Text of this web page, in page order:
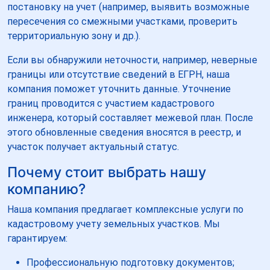
постановку на учет (например, выявить возможные
пересечения со смежными участками, проверить
территориальную зону и др.).
Если вы обнаружили неточности, например, неверные
границы или отсутствие сведений в ЕГРН, наша
компания поможет уточнить данные. Уточнение
границ проводится с участием кадастрового
инженера, который составляет межевой план. После
этого обновленные сведения вносятся в реестр, и
участок получает актуальный статус.
Почему стоит выбрать нашу
компанию?
Наша компания предлагает комплексные услуги по
кадастровому учету земельных участков. Мы
гарантируем:
Профессиональную подготовку документов;